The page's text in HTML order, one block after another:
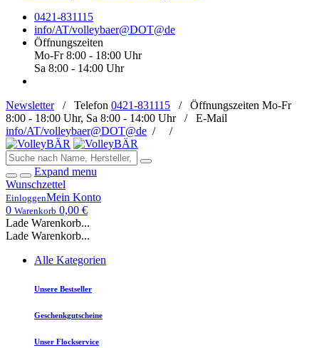
0421-831115
info/AT/volleybaer@DOT@de
Öffnungszeiten
Mo-Fr 8:00 - 18:00 Uhr
Sa 8:00 - 14:00 Uhr
Newsletter/ Telefon 0421-831115 / Öffnungszeiten Mo-Fr
8:00 - 18:00 Uhr, Sa 8:00 - 14:00 Uhr / E-Mail
info/AT/volleybaer@DOT@de / /
Expand menu
Wunschzettel
EinloggenMein Konto
0 Warenkorb 0,00 €
Lade Warenkorb...
Lade Warenkorb...
Alle Kategorien
Unsere Bestseller
Geschenkgutscheine
Unser Flockservice